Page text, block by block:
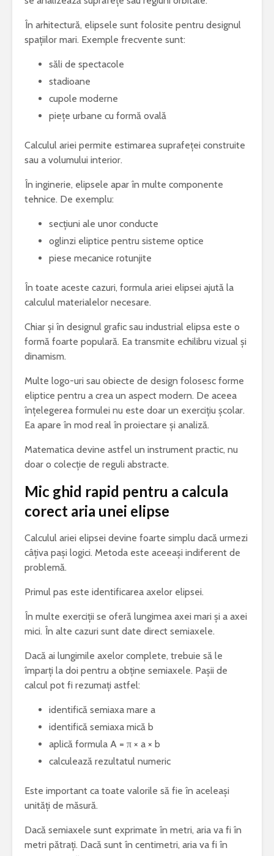
În arhitectură, elipsele sunt folosite pentru designul
spațiilor mari. Exemple frecvente sunt:
săli de spectacole
stadioane
cupole moderne
piețe urbane cu formă ovală
Calculul ariei permite estimarea suprafeței construite
sau a volumului interior.
În inginerie, elipsele apar în multe componente
tehnice. De exemplu:
secțiuni ale unor conducte
oglinzi eliptice pentru sisteme optice
piese mecanice rotunjite
În toate aceste cazuri, formula ariei elipsei ajută la
calculul materialelor necesare.
Chiar și în designul grafic sau industrial elipsa este o
formă foarte populară. Ea transmite echilibru vizual și
dinamism.
Multe logo-uri sau obiecte de design folosesc forme
eliptice pentru a crea un aspect modern. De aceea
înțelegerea formulei nu este doar un exercițiu școlar.
Ea apare în mod real în proiectare și analiză.
Matematica devine astfel un instrument practic, nu
doar o colecție de reguli abstracte.
Mic ghid rapid pentru a calcula
corect aria unei elipse
Calculul ariei elipsei devine foarte simplu dacă urmezi
câțiva pași logici. Metoda este aceeași indiferent de
problemă.
Primul pas este identificarea axelor elipsei.
În multe exerciții se oferă lungimea axei mari și a axei
mici. În alte cazuri sunt date direct semiaxele.
Dacă ai lungimile axelor complete, trebuie să le
împarți la doi pentru a obține semiaxele. Pașii de
calcul pot fi rezumați astfel:
identifică semiaxa mare a
identifică semiaxa mică b
aplică formula A = π × a × b
calculează rezultatul numeric
Este important ca toate valorile să fie în aceleași
unități de măsură.
Dacă semiaxele sunt exprimate în metri, aria va fi în
metri pătrați. Dacă sunt în centimetri, aria va fi în